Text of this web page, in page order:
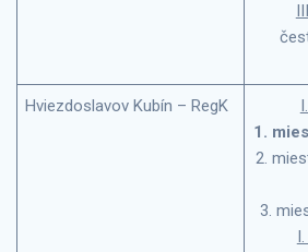
Hviezdoslavov Kubín – RegK
1.
2.
3.